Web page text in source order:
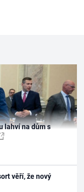
lahví na dům s
věří, že nový